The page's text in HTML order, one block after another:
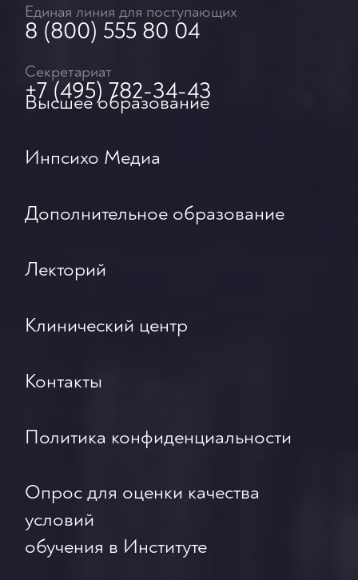
Единая линия для поступающих
8 (800) 555 80 04
Секретариат
+7 (495) 782-34-43
Высшее образование
Инпсихо Медиа
Дополнительное образование
Лекторий
Клинический центр
Контакты
Политика конфиденциальности
Опрос для оценки качества
условий
обучения в Институте